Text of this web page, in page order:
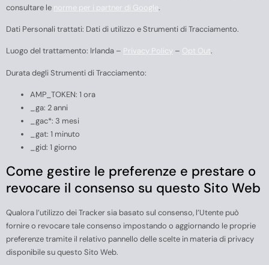
consultare le norme per i partner di Google.
Dati Personali trattati: Dati di utilizzo e Strumenti di Tracciamento.
Luogo del trattamento: Irlanda – Privacy Policy – Opt Out.
Durata degli Strumenti di Tracciamento:
AMP_TOKEN: 1 ora
_ga: 2 anni
_gac*: 3 mesi
_gat: 1 minuto
_gid: 1 giorno
Come gestire le preferenze e prestare o
revocare il consenso su questo Sito Web
Qualora l’utilizzo dei Tracker sia basato sul consenso, l’Utente può
fornire o revocare tale consenso impostando o aggiornando le proprie
preferenze tramite il relativo pannello delle scelte in materia di privacy
disponibile su questo Sito Web.